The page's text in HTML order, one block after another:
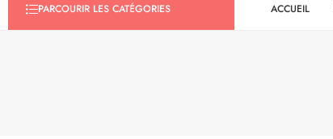
PARCOURIR LES CATÉGORIES ACCUEIL